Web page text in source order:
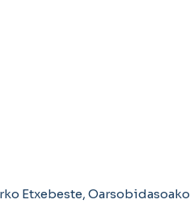
Etxebeste, Oarsobidasoako